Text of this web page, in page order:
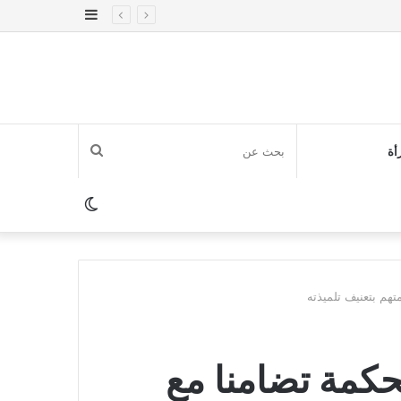
إضافة
بحث
عنالوضع
المظلم
بتعنيف تلميذته
تضامنا مع